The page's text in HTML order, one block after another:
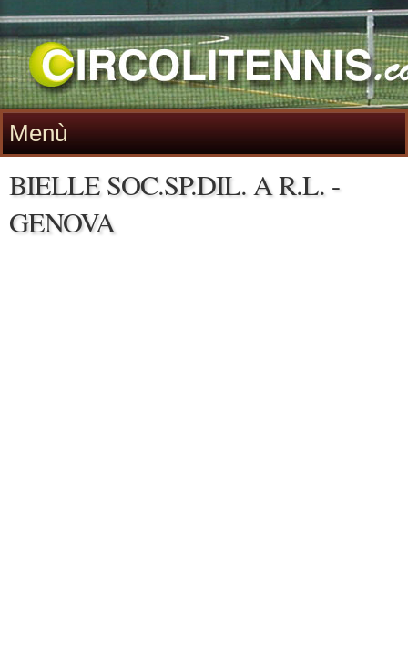
Menù
BIELLE SOC.SP.DIL. A R.L. -
GENOVA